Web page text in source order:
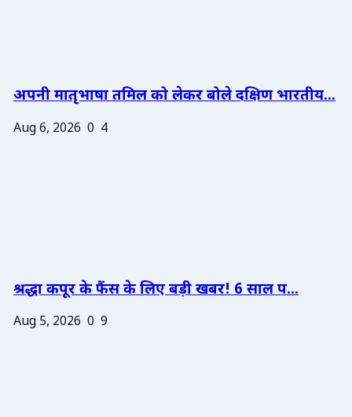
अपनी मातृभाषा तमिल को लेकर बोले दक्षिण भारतीय...
Aug 6, 2026 0 4
श्रद्धा कपूर के फैंस के लिए बड़ी खबर! 6 साल प...
Aug 5, 2026 0 9